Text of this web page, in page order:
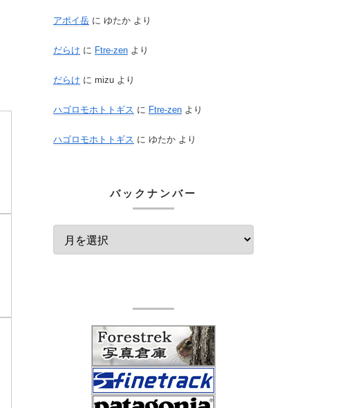
アポイ岳 に ゆたか より
だらけ に Ftre-zen より
だらけ に mizu より
ハゴロモホトトギス に Ftre-zen より
ハゴロモホトトギス に ゆたか より
バックナンバー